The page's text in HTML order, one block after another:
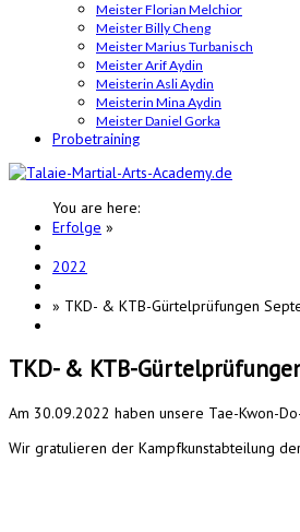
Meister Florian Melchior
Meister Billy Cheng
Meister Marius Turbanisch
Meister Arif Aydin
Meisterin Asli Aydin
Meisterin Mina Aydin
Meister Daniel Gorka
Probetraining
You are here:
Erfolge »
2022
» TKD- & KTB-Gürtelprüfungen
TKD- & KTB-
Am 30.09.2022 haben unsere Tae-Kwon-
Wir gratulieren der Kampfkunstabteilung